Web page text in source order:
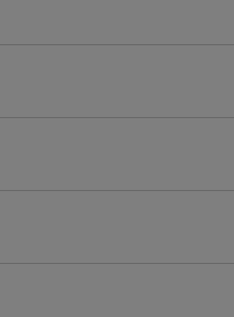
omogućuje
prekrivenu hrastovim